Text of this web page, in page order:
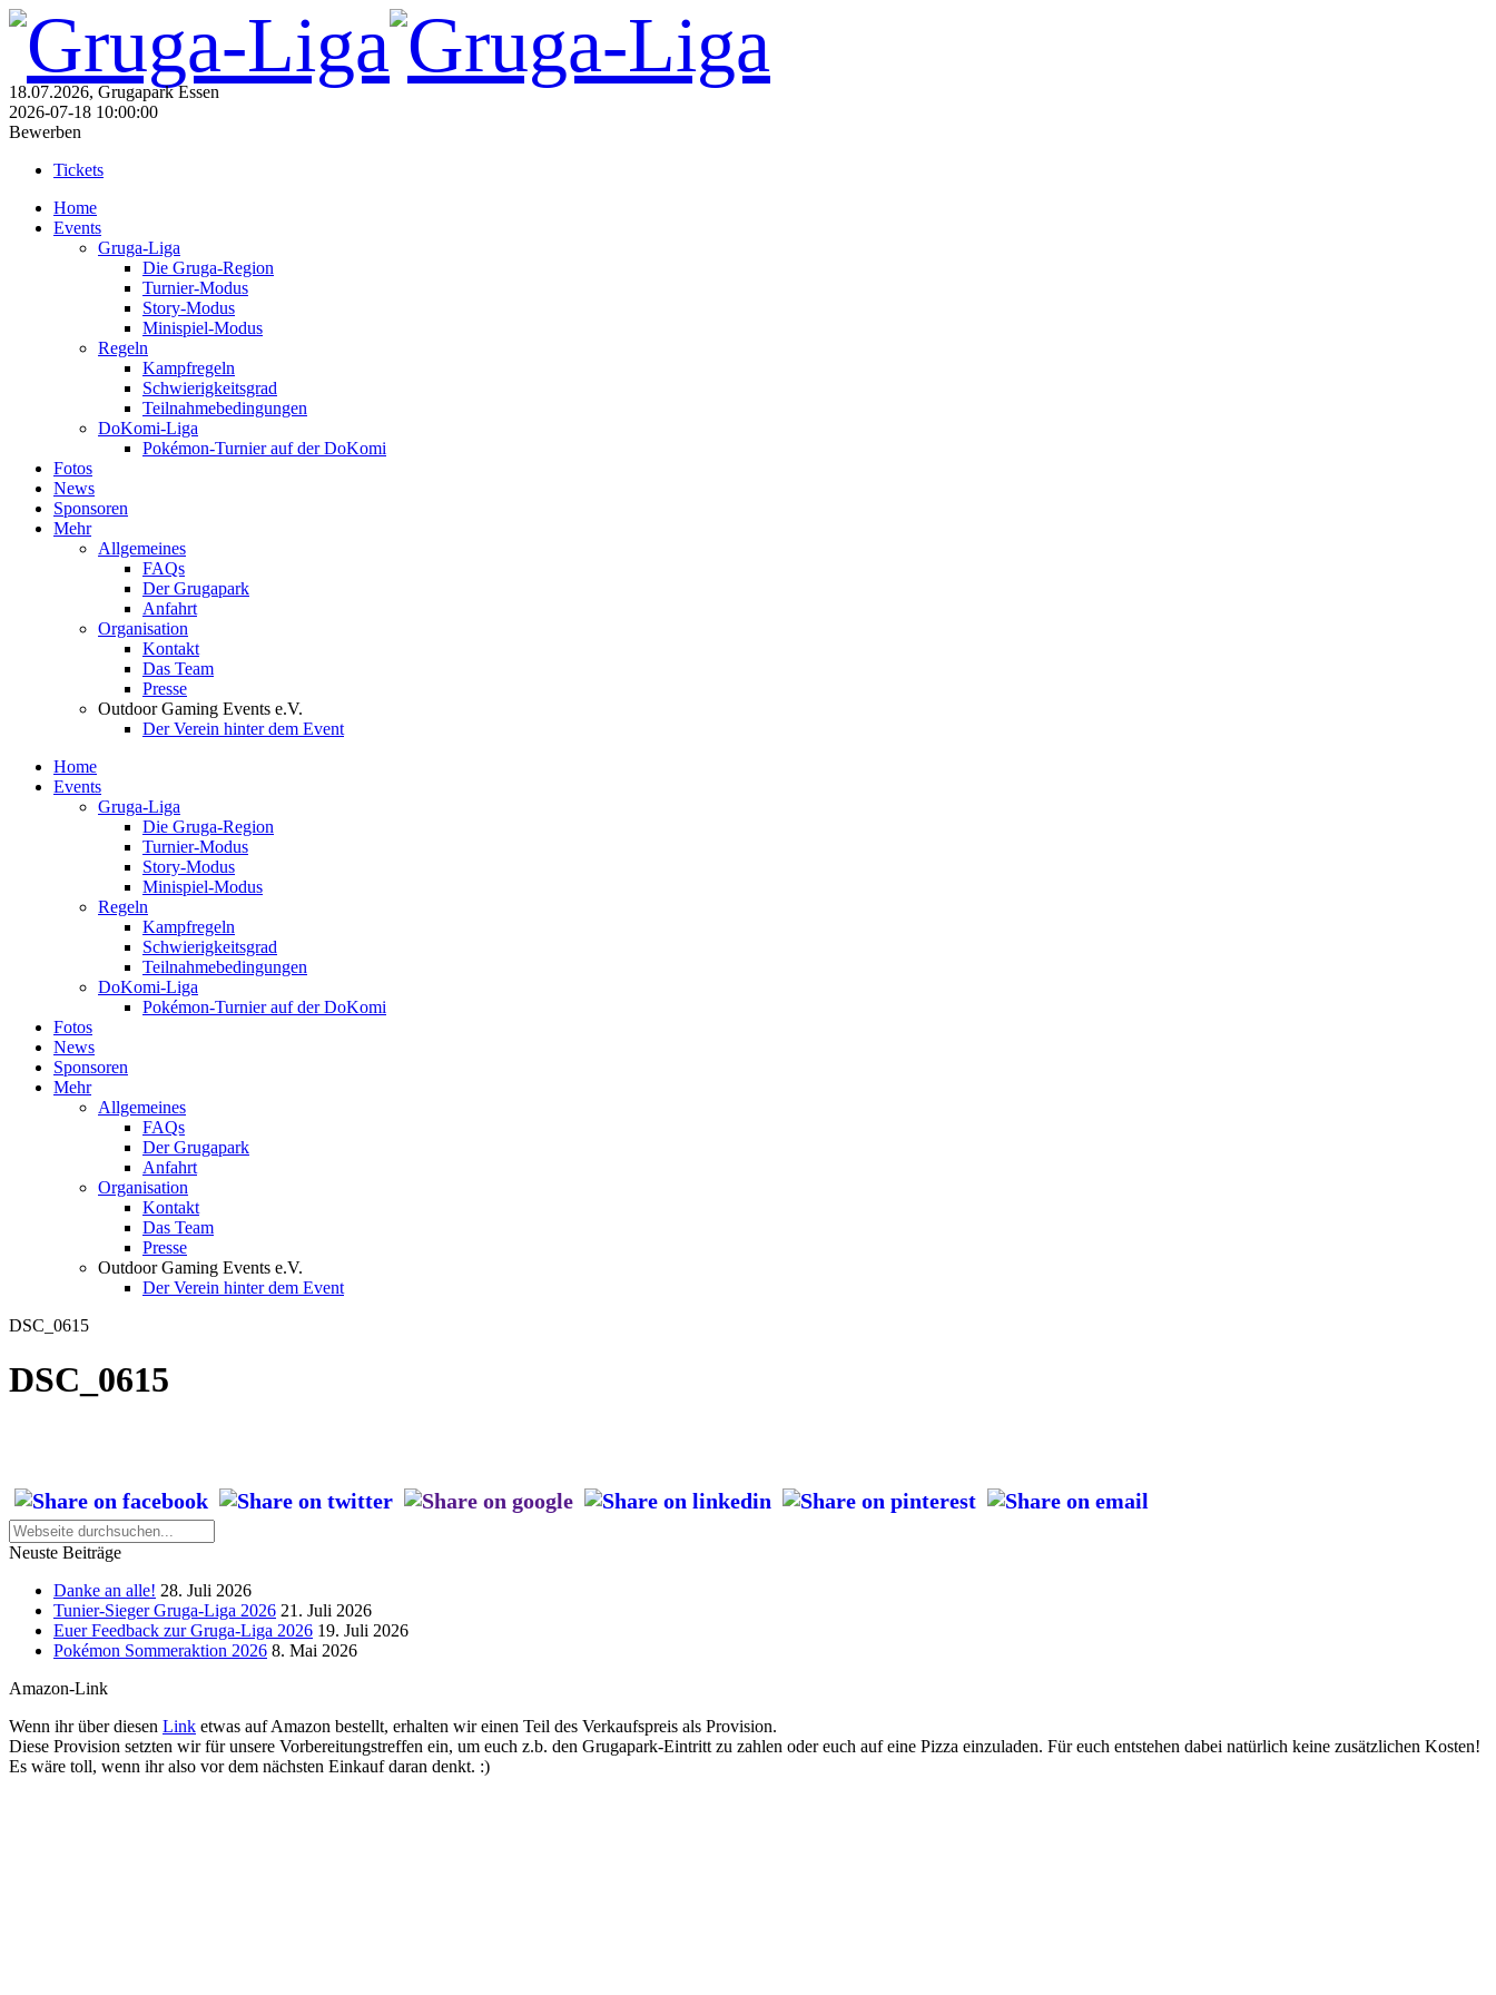
18.07.2026, Grugapark Essen
2026-07-18 10:00:00
Bewerben
Tickets
Home
Events
Gruga-Liga
Die Gruga-Region
Turnier-Modus
Story-Modus
Minispiel-Modus
Regeln
Kampfregeln
Schwierigkeitsgrad
Teilnahmebedingungen
DoKomi-Liga
Pokémon-Turnier auf der DoKomi
Fotos
News
Sponsoren
Mehr
Allgemeines
FAQs
Der Grugapark
Anfahrt
Organisation
Kontakt
Das Team
Presse
Outdoor Gaming Events e.V.
Der Verein hinter dem Event
Home
Events
Gruga-Liga
Die Gruga-Region
Turnier-Modus
Story-Modus
Minispiel-Modus
Regeln
Kampfregeln
Schwierigkeitsgrad
Teilnahmebedingungen
DoKomi-Liga
Pokémon-Turnier auf der DoKomi
Fotos
News
Sponsoren
Mehr
Allgemeines
FAQs
Der Grugapark
Anfahrt
Organisation
Kontakt
Das Team
Presse
Outdoor Gaming Events e.V.
Der Verein hinter dem Event
DSC_0615
DSC_0615
Neuste Beiträge
Danke an alle! 28. Juli 2026
Tunier-Sieger Gruga-Liga 2026 21. Juli 2026
Euer Feedback zur Gruga-Liga 2026 19. Juli 2026
Pokémon Sommeraktion 2026 8. Mai 2026
Amazon-Link
Wenn ihr über diesen Link etwas auf Amazon bestellt, erhalten wir einen Teil des Verkaufspreis als Provision.
Diese Provision setzten wir für unsere Vorbereitungstreffen ein, um euch z.b. den Grugapark-Eintritt zu zahlen oder euch auf eine Pizza einzuladen. Für euch entstehen dabei natürlich keine zusätzlichen Kosten!
Es wäre toll, wenn ihr also vor dem nächsten Einkauf daran denkt. :)